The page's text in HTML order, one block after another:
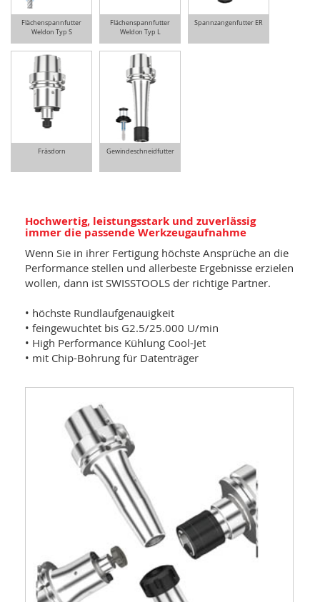
Flächenspannfutter
Weldon Typ S
Flächenspannfutter
Weldon Typ L
Spannzangenfutter ER
Fräsdorn Gewindeschneidfutter
Hochwertig, leistungsstark und zuverlässig
immer die passende Werkzeugaufnahme
Wenn Sie in ihrer Fertigung höchste Ansprüche an die
Performance stellen und allerbeste Ergebnisse erzielen
wollen, dann ist SWISSTOOLS der richtige Partner.
• höchste Rundlaufgenauigkeit
• feingewuchtet bis G2.5/25.000 U/min
• High Performance Kühlung Cool-Jet
• mit Chip-Bohrung für Datenträger